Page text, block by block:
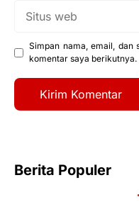
Simpan nama, email, dan
komentar saya berikutnya.
Berita Populer